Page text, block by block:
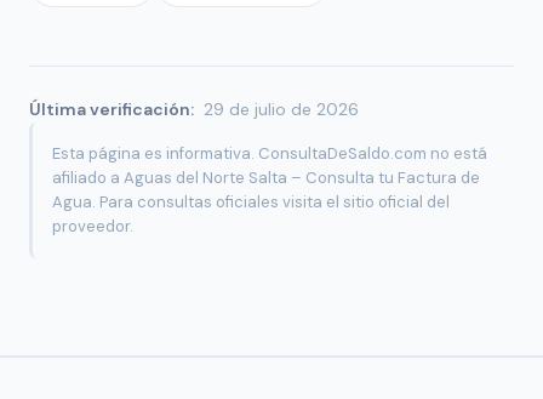
Última verificación: 29 de julio de 2026
Esta página es informativa. ConsultaDeSaldo.com no está
afiliado a Aguas del Norte Salta – Consulta tu Factura de
Agua. Para consultas oficiales visita el sitio oficial del
proveedor.